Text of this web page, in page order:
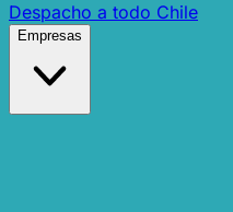
Despacho a todo Chile
Empresas